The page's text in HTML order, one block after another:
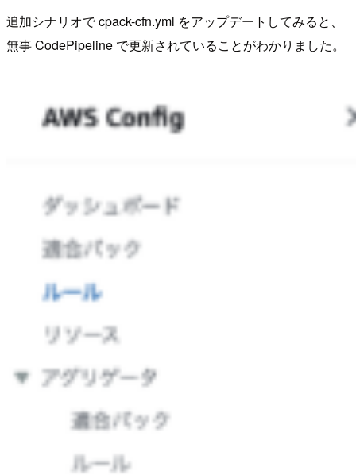
追加シナリオで cpack-cfn.yml をアップデートしてみると、
無事 CodePipeline で更新されていることがわかりました。